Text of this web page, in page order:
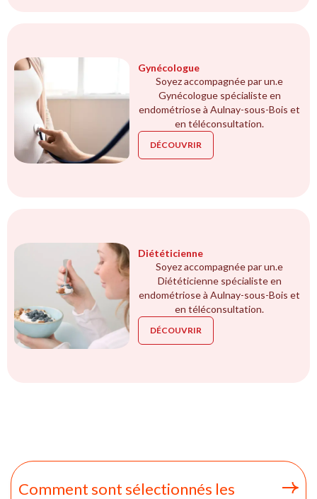
Gynécologue
Soyez accompagnée par un.e
Gynécologue spécialiste en
endométriose à Aulnay-sous-Bois et
en téléconsultation.
DÉCOUVRIR
Diététicienne
Soyez accompagnée par un.e
Diététicienne spécialiste en
endométriose à Aulnay-sous-Bois et
en téléconsultation.
DÉCOUVRIR
Comment sont sélectionnés les